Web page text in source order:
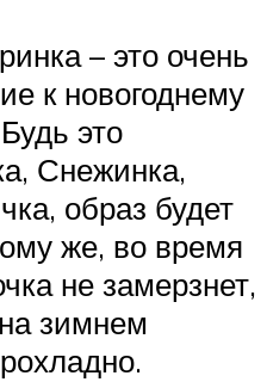
– это очень
к новогоднему
это
Снежинка,
образ будет
же, во время
не замерзнет,
зимнем